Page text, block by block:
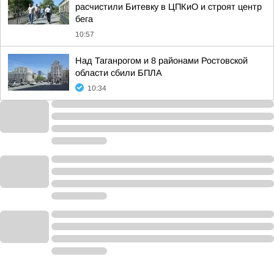
расчистили Битевку в ЦПКиО и строят центр
бега
10:57
Над Таганрогом и 8 районами Ростовской
области сбили БПЛА
10:34